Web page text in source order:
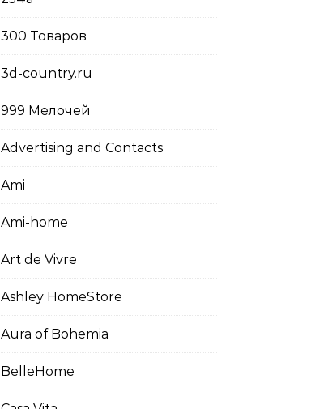
300 Товаров
3d-country.ru
999 Мелочей
Advertising and Contacts
Ami
Ami-home
Art de Vivre
Ashley HomeStore
Aura of Bohemia
BelleHome